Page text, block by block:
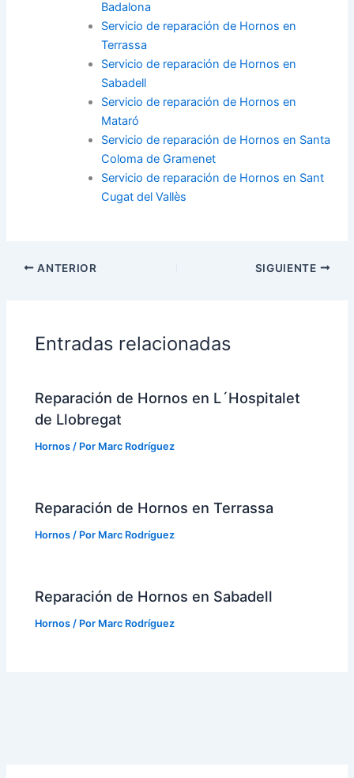
Badalona
Servicio de reparación de Hornos en
Terrassa
Servicio de reparación de Hornos en
Sabadell
Servicio de reparación de Hornos en
Mataró
Servicio de reparación de Hornos en Santa
Coloma de Gramenet
Servicio de reparación de Hornos en Sant
Cugat del Vallès
ANTERIOR SIGUIENTE
Entradas relacionadas
Reparación de Hornos en L´Hospitalet
de Llobregat
Hornos / Por Marc Rodríguez
Reparación de Hornos en Terrassa
Hornos / Por Marc Rodríguez
Reparación de Hornos en Sabadell
Hornos / Por Marc Rodríguez